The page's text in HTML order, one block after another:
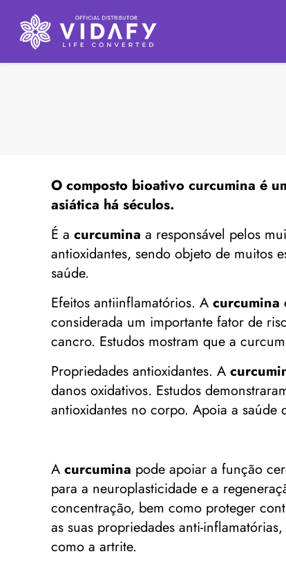
O composto bioativocurcumina é
asiática há séculos.
É acurcumina a responsável pelos
antioxidantes, sendo objeto de muitos
saúde.
Efeitos antiinflamatórios. Acurcumina
considerada um importante fator de
cancro. Estudos mostram que a
Propriedades antioxidantes. A
danos oxidativos. Estudos
antioxidantes no corpo. Apoia a saúde
Acurcumina pode apoiar a função
para a neuroplasticidade e a
concentração, bem como proteger
as suas propriedades anti-
como a artrite.